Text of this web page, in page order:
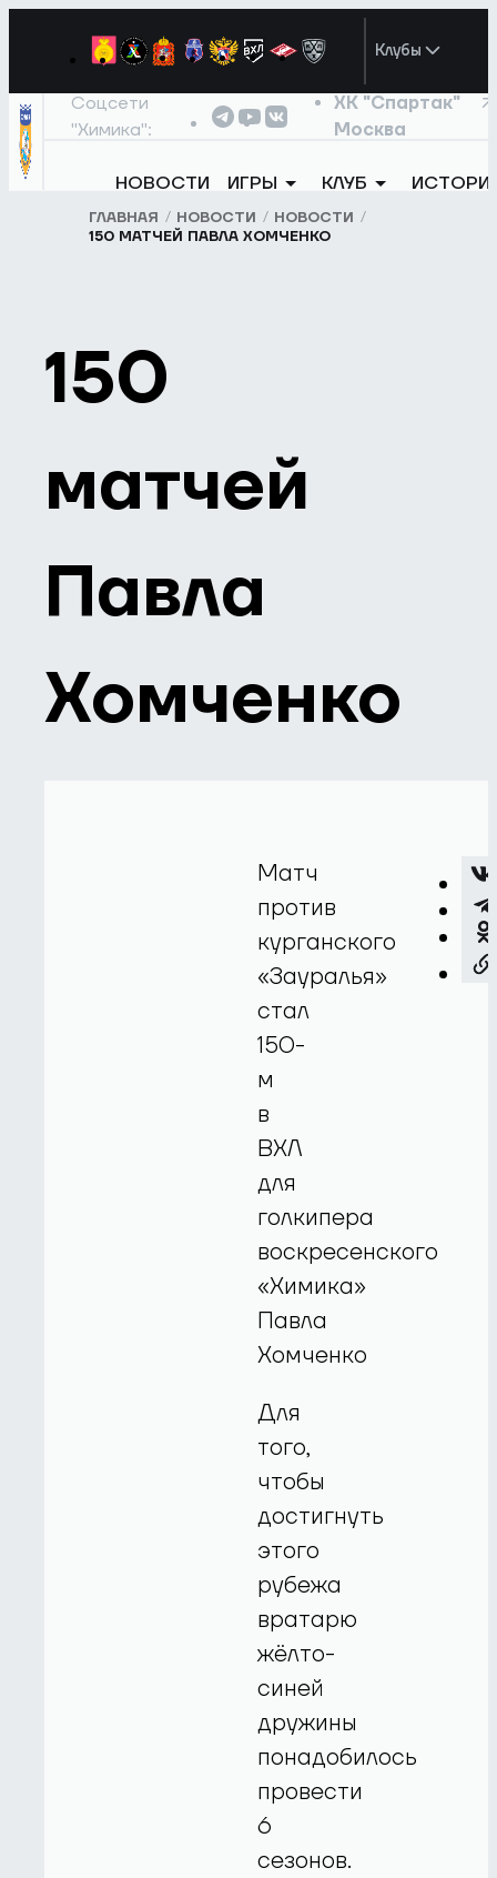
Клубы
Соцсети
"Химика":
ХК "Спартак"
Москва
НОВОСТИ ИГРЫ КЛУБ
ГЛАВНАЯ НОВОСТИ
НОВОСТИ
150 МАТЧЕЙ ПАВЛА ХОМЧЕНКО
150
матчей
Павла
Хомченко
Матч
против
курганского
«Зауралья»
стал
150-
м
в
ВХЛ
для
голкипера
воскресенского
«Химика»
Павла
Хомченко
Для
того,
чтобы
достигнуть
этого
рубежа
вратарю
жёлто-
синей
дружины
понадобилось
провести
6
сезонов.